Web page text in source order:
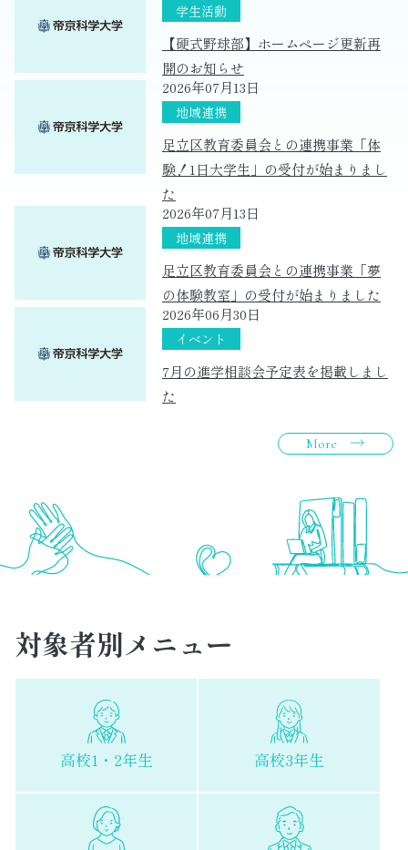
【硬式野球部】ホームページ更新再
開のお知らせ
2026年07月13日
足立区教育委員会との連携事業「体
験！1日大学生」の受付が始まりまし
た
2026年07月13日
足立区教育委員会との連携事業「夢
の体験教室」の受付が始まりました
2026年06月30日
7月の進学相談会予定表を掲載しまし
た
More
対象者別メニュー
高校1・2年生 高校3年生